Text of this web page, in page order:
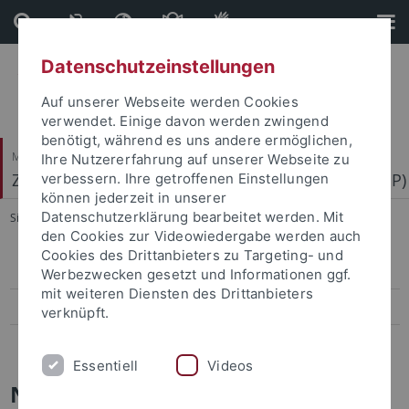
Direkt
zum
Inhalt
Direkt
zur
Fußleiste
Mathematisch-Naturwissenschaftliche Fakultät
Zentrum für Molekularbiologie der Pflanzen (ZMBP)
Sie sind hier: Startseite ... Papers
Papers
Press-Activities-Colloquia
News ZMBP Selected Papers
Datenschutzeinstellungen
Auf unserer Webseite werden Cookies
verwendet. Einige davon werden zwingend
benötigt, während es uns andere ermöglichen,
Ihre Nutzererfahrung auf unserer Webseite zu
verbessern. Ihre getroffenen Einstellungen
können jederzeit in unserer
Datenschutzerklärung bearbeitet werden. Mit
den Cookies zur Videowiedergabe werden auch
Cookies des Drittanbieters zu Targeting- und
Werbezwecken gesetzt und Informationen ggf.
mit weiteren Diensten des Drittanbieters
verknüpft.
Essentiell Videos